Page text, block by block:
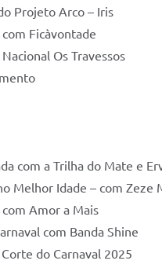
Projeto Arco – Iris
Ficàvontade
Os Travessos
com a Trilha do Mate e
Melhor Idade – com Zeze
Amor a Mais
com Banda Shine
do Carnaval 2025